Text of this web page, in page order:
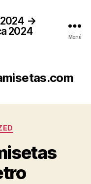
2024 →
2024
Menú